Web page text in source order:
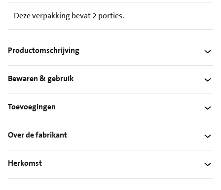
Deze verpakking bevat 2 porties.
Productomschrijving
Bewaren & gebruik
Toevoegingen
Over de fabrikant
Herkomst